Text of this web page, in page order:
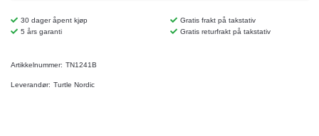
30 dager åpent kjøp
Gratis frakt på takstativ
5 års garanti
Gratis returfrakt på takstativ
Artikkelnummer: TN1241B
Leverandør: Turtle Nordic